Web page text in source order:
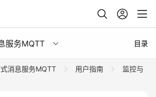
服务MQTT 目录
消息服务MQTT 用户指南
监控与